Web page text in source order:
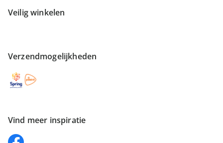
Veilig winkelen
Verzendmogelijkheden
Vind meer inspiratie